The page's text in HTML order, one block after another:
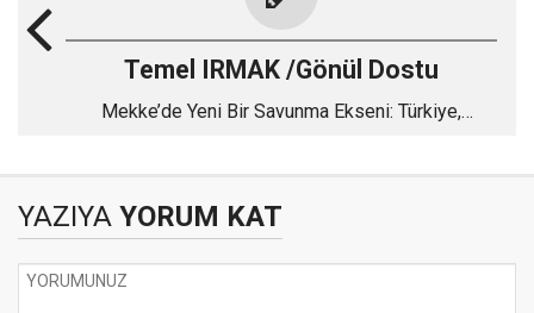
Temel IRMAK /Gönül Dostu
Mekke’de Yeni Bir Savunma Ekseni: Türkiye,
YAZIYA YORUM KAT